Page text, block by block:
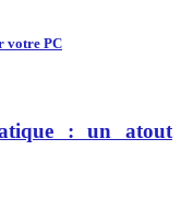
votre PC
: un atout